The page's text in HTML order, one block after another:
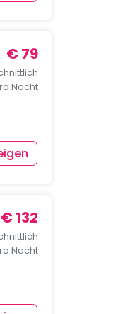
€ 79
Nacht
€ 132
Nacht